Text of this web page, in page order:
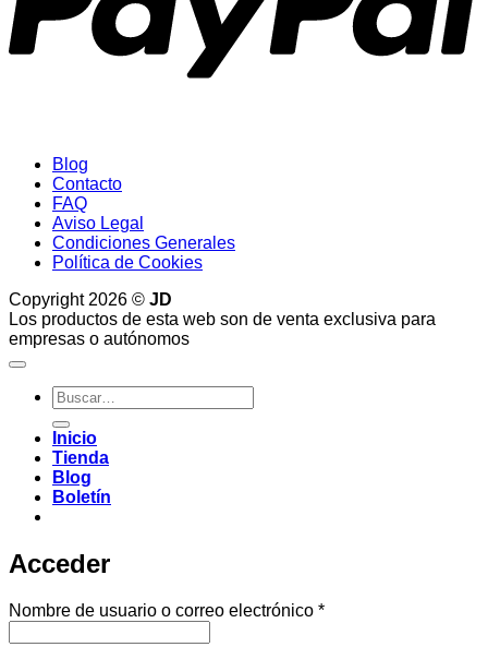
Blog
Contacto
FAQ
Aviso Legal
Condiciones Generales
Política de Cookies
Copyright 2026 © JD
Los productos de esta web son de venta exclusiva para
empresas o autónomos
Buscar
por:
Inicio
Tienda
Blog
Boletín
Acceder
Nombre de usuario o correo electrónico *Obligatorio